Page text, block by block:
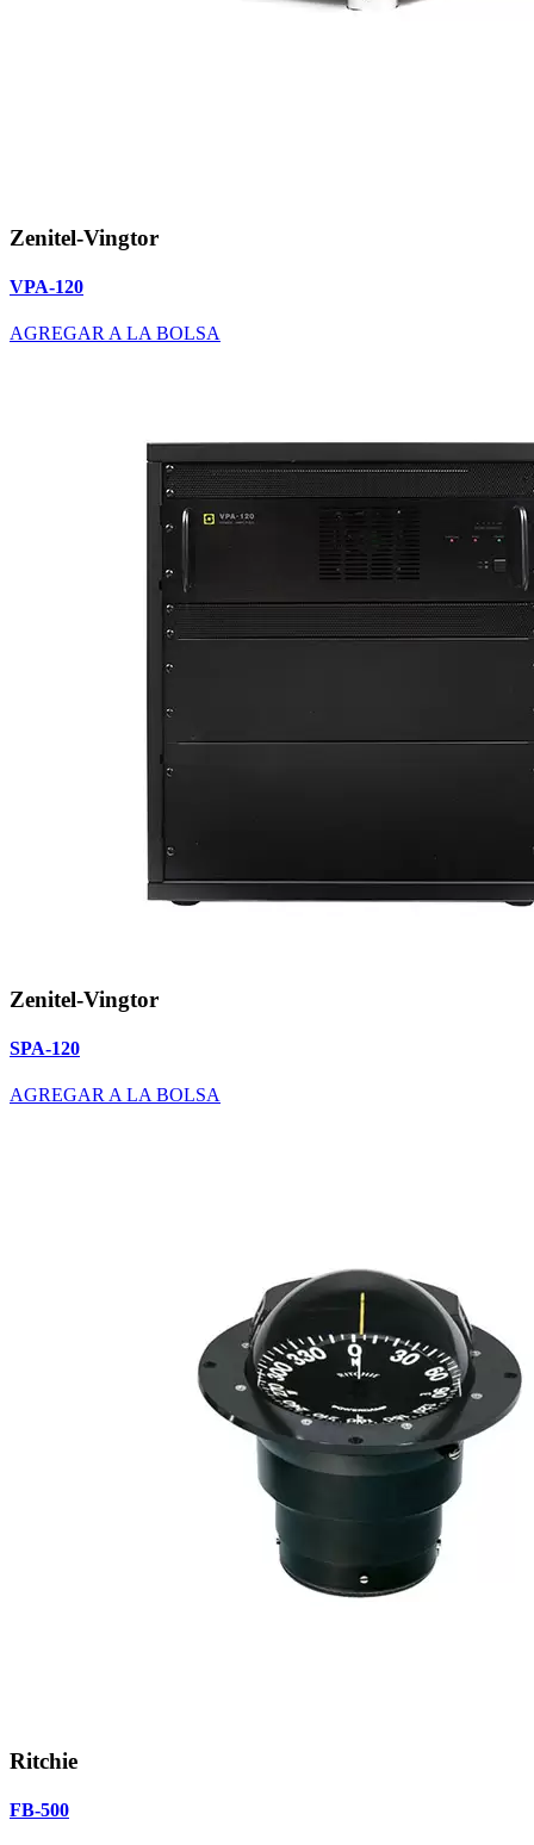
Zenitel-Vingtor
VPA-120
AGREGAR A LA BOLSA
Zenitel-Vingtor
SPA-120
AGREGAR A LA BOLSA
Ritchie
FB-500